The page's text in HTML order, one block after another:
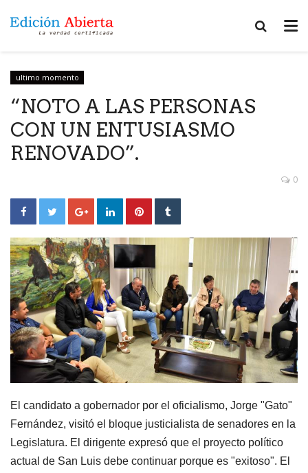
ultimo momento
“NOTO A LAS PERSONAS
CON UN ENTUSIASMO
RENOVADO”.
0
El candidato a gobernador por el oficialismo, Jorge "Gato"
Fernández, visitó el bloque justicialista de senadores en la
Legislatura. El dirigente expresó que el proyecto político
actual de San Luis debe continuar porque es "exitoso". El